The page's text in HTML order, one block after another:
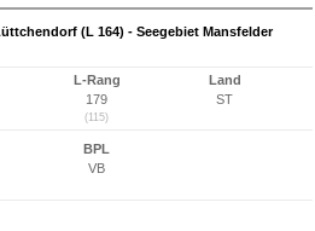
(L 164) - Seegebiet Mansfelder
L-Rang
179
(115)
Land
ST
BPL
VB